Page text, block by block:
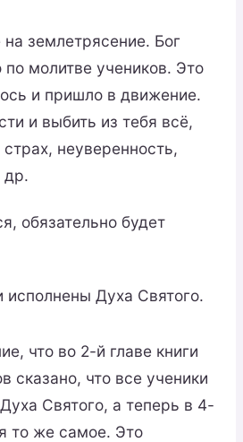
землетрясение. Бог
по молитве учеников. Это
и пришло в движение.
и выбить из тебя всё,
неуверенность,
др.
обязательно будет
исполнены Духа Святого.
что во 2-й главе книги
сказано, что все ученики
Святого, а теперь в 4-
то же самое. Это